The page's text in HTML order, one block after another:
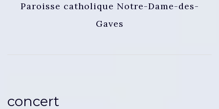
Paroisse catholique Notre-Dame-des-
Gaves
concert